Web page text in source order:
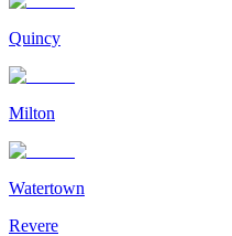
Quincy
Milton
Watertown
Revere